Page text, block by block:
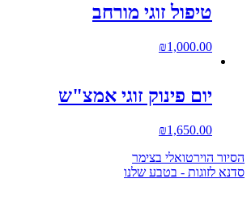
טיפול זוגי מורחב
₪1,000.00
יום פינוק זוגי אמצ"ש
₪1,650.00
הסיור הוירטואלי בצימר
סדנא לזוגות - בטבע שלנו